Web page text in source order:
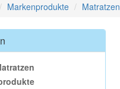
Markenprodukte Matratzen